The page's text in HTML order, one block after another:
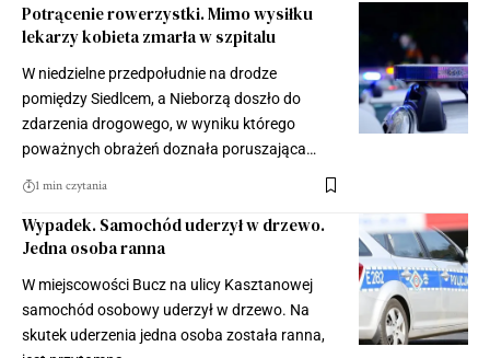
Potrącenie rowerzystki. Mimo wysiłku
lekarzy kobieta zmarła w szpitalu
W niedzielne przedpołudnie na drodze
pomiędzy Siedlcem, a Nieborzą doszło do
zdarzenia drogowego, w wyniku którego
poważnych obrażeń doznała poruszająca…
1 min czytania
Wypadek. Samochód uderzył w drzewo.
Jedna osoba ranna
W miejscowości Bucz na ulicy Kasztanowej
samochód osobowy uderzył w drzewo. Na
skutek uderzenia jedna osoba została ranna,